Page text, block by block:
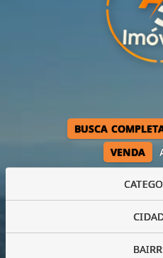
VENDA
BUSCA